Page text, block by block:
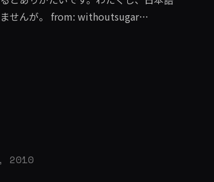
ませんが。 from: withoutsugar
紹介した主な特徴は行動経済学で研究さ
2010